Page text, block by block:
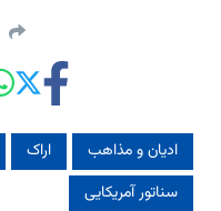
ادیان و مذاهب اراک
سناتور آمریکایی